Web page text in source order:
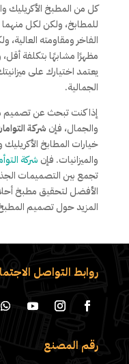
كل من المطبخ الأكريليك
للمطابخ، ولكن لكل منهما
الفاخر ومقاومته العالية،
مظهرًا مشابهًا بتكلفة أقل،
يعتمد اختيارك على
الجمالية.
إذا كنت تبحث عن تصميم
والجمال، فإن شركة
خيارات المطابخ
والميزانيات. فإن شركة
تجمع بين التصميمات
الأفضل لتحقيق مطبخ
المزيد حول تصميم المطبخ
روابط التواصل
رقم المصنع